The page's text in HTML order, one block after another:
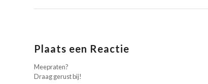
Plaats een Reactie
Meepraten?
Draag gerust bij!